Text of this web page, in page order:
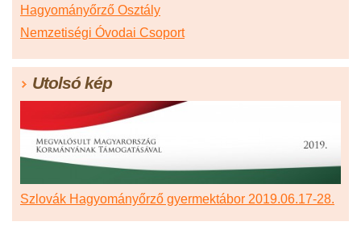
Hagyományőrző Osztály
Nemzetiségi Óvodai Csoport
Utolsó kép
Szlovák Hagyományőrző gyermektábor 2019.06.17-28.